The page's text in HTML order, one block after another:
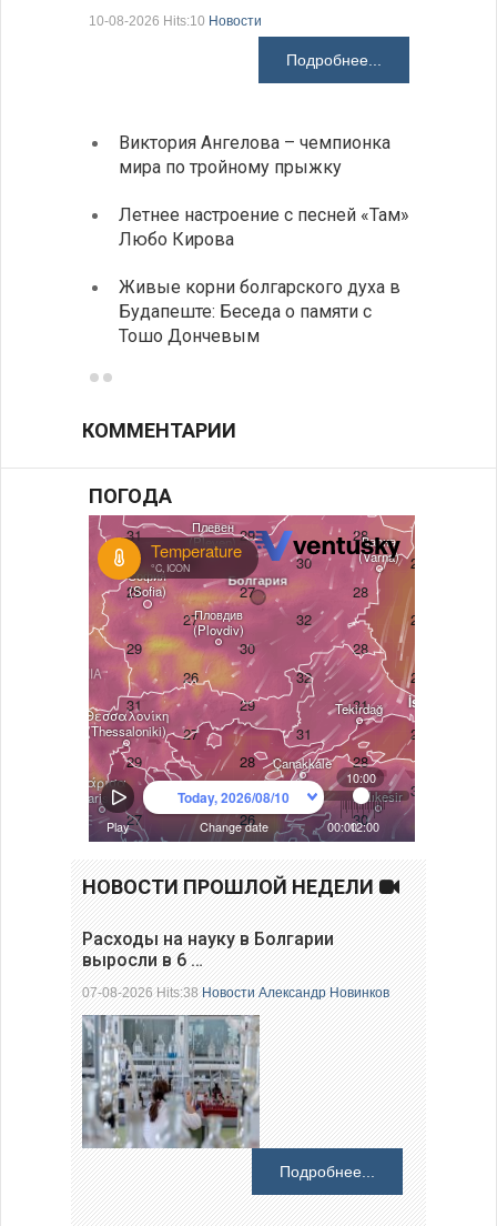
10-08-2026 Hits:10 Новости
Подробнее...
Виктория Ангелова – чемпионка
мира по тройному прыжку
Летнее настроение с песней «Там»
Любо Кирова
Живые корни болгарского духа в
Будапеште: Беседа о памяти с
Тошо Дончевым
КОММЕНТАРИИ
ПОГОДА
НОВОСТИ ПРОШЛОЙ НЕДЕЛИ
Расходы на науку в Болгарии
выросли в 6 …
07-08-2026 Hits:38Новости Александр Новинков
Подробнее...